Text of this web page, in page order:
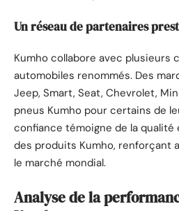
Un réseau de partenaires
Kumho collabore avec plusieurs
automobiles renommés. Des
Jeep, Smart, Seat, Chevrolet,
pneus Kumho pour certains de
confiance témoigne de la qualité
des produits Kumho, renforçant
le marché mondial.
Analyse de la